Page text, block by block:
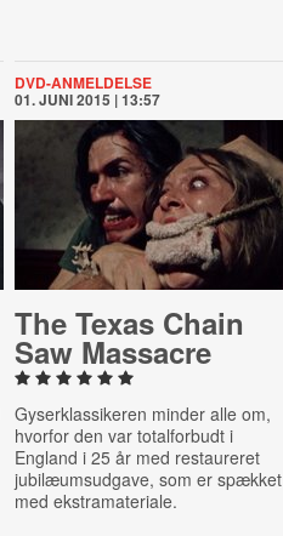
DVD-ANMELDELSE
01. JUNI 2015 | 13:57
The Texas Chain
Saw Massacre
Gyserklassikeren minder alle om,
hvorfor den var totalforbudt i
England i 25 år med restaureret
jubilæumsudgave, som er spækket
med ekstramateriale.